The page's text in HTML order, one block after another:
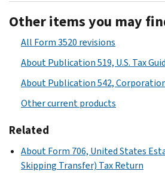
Other items you may
All Form 3520 revisions
About Publication 519, U.S. Tax
About Publication 542,
Other current products
Related
About Form 706, United States
Skipping Transfer) Tax Return